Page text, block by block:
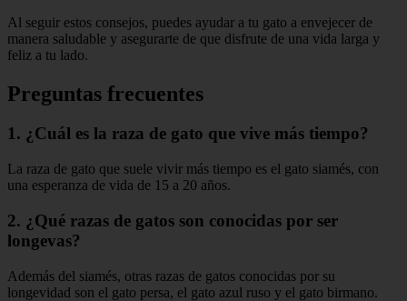
Al seguir estos consejos, puedes ayudar a tu gato a envejecer de
manera saludable y asegurarte de que disfrute de una vida larga y
feliz a tu lado.
Preguntas frecuentes
1. ¿Cuál es la raza de gato que vive más tiempo?
La raza de gato que suele vivir más tiempo es el gato siamés, con
una esperanza de vida de 15 a 20 años.
2. ¿Qué razas de gatos son conocidas por ser
longevas?
Además del siamés, otras razas de gatos conocidas por su
longevidad son el gato persa, el gato azul ruso y el gato birmano.